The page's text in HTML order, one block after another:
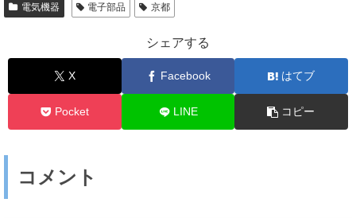
電気機器 電子部品 京都
シェアする
X Facebook はてブ
Pocket LINE コピー
コメント